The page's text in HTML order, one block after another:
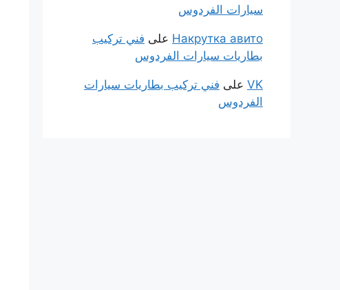
سيارات الفردوس
Накрутка авито على فني تركيب
بطاريات سيارات الفردوس
VK على فني تركيب بطاريات سيارات
الفردوس